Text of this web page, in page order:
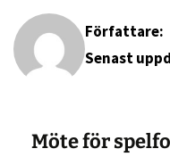
Författare:
Senast
Möte för